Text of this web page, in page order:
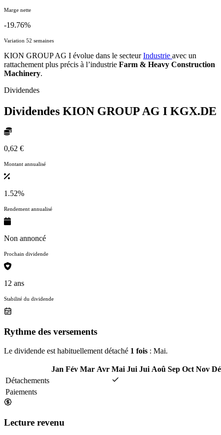
Marge nette
-19.76%
Variation 52 semaines
KION GROUP AG I évolue dans le secteurIndustrie avec un
rattachement plus précis à l’industrie Farm & Heavy Construction
Machinery.
Dividendes
Dividendes KION GROUP AG I KGX.DE
0,62 €
Montant annualisé
1.52%
Rendement annualisé
Non annoncé
Prochain dividende
12 ans
Stabilité du dividende
Rythme des versements
Le dividende est habituellement détaché 1 fois : Mai.
Jan Fév Mar Avr Mai Jui Jui Aoû Sep Oct Nov
Détachements
Paiements
Lecture revenu